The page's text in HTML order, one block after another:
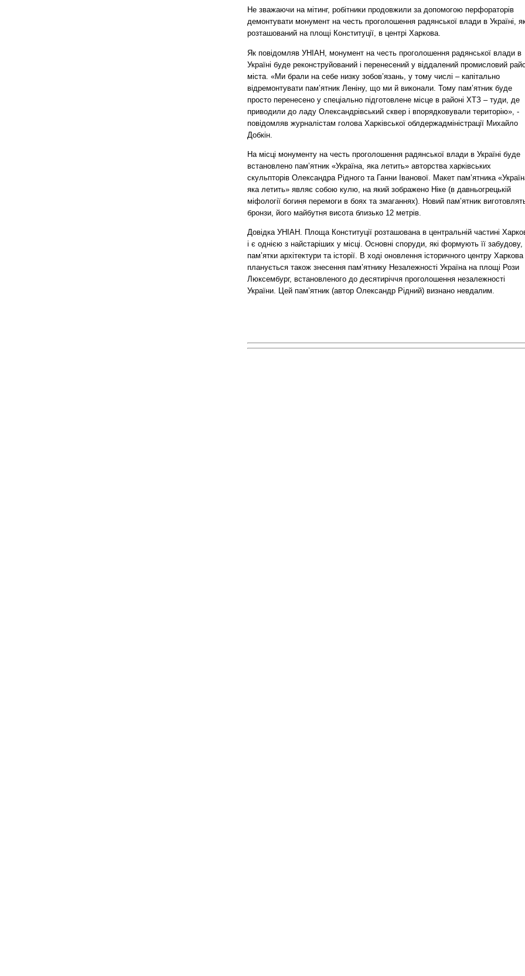
Не зважаючи на мітинг, робітники продовжили за допомогою перфораторів
демонтувати монумент на честь проголошення радянської влади в Україні,
розташований на площі Конституції, в центрі Харкова.
Як повідомляв УНІАН, монумент на честь проголошення радянської влади в
Україні буде реконструйований і перенесений у віддалений промисловий
міста. «Ми брали на себе низку зобов’язань, у тому числі – капітально
відремонтувати пам’ятник Леніну, що ми й виконали. Тому пам’ятник буде
просто перенесено у спеціально підготовлене місце в районі ХТЗ – туди, де
приводили до ладу Олександрівський сквер і впорядковували територію», -
повідомляв журналістам голова Харківської облдержадміністрації Михайло
Добкін.
На місці монументу на честь проголошення радянської влади в Україні буде
встановлено пам’ятник «Україна, яка летить» авторства харківських
скульпторів Олександра Рідного та Ганни Іванової. Макет пам’ятника
яка летить» являє собою кулю, на який зображено Ніке (в давньогрецькій
міфології богиня перемоги в боях та змаганнях). Новий пам’ятник
бронзи, його майбутня висота близько 12 метрів.
Довідка УНІАН. Площа Конституції розташована в центральній частині
і є однією з найстаріших у місці. Основні споруди, які формують її забудову,
пам’ятки архітектури та історії. В ході оновлення історичного центру Харкова
планується також знесення пам’ятнику Незалежності Україна на площі Рози
Люксембург, встановленого до десятиріччя проголошення незалежності
України. Цей пам’ятник (автор Олександр Рідний) визнано невдалим.